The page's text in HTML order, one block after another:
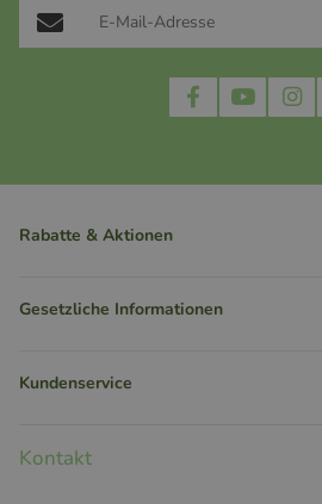
Rabatte & Aktionen
Gesetzliche Informationen
Kundenservice
Kontakt